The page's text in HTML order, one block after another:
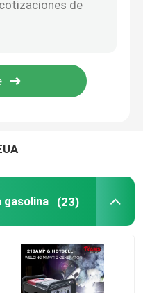
portátil
gasolina (23)